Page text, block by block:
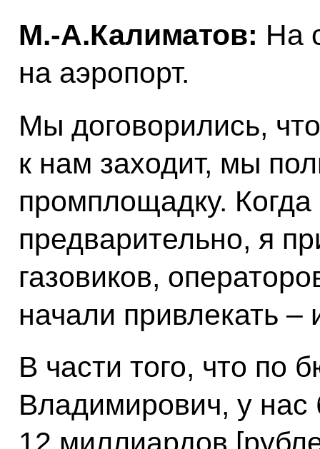
М.-А.Калиматов: На
на аэропорт.
Мы договорились,
к нам заходит, мы
промплощадку.
предварительно, я
газовиков,
начали привлекать –
В части того, что по
Владимирович, у нас